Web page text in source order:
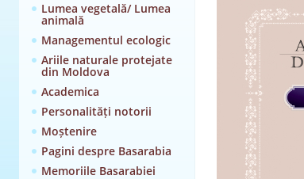
Lumea vegetală/ Lumea
animală
Managementul ecologic
Ariile naturale protejate
din Moldova
Academica
Personalități notorii
Moștenire
Pagini despre Basarabia
Memoriile Basarabiei